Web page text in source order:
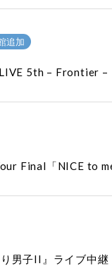
追加
5th – Frontier
Final「NICE to
男子II』ライブ中